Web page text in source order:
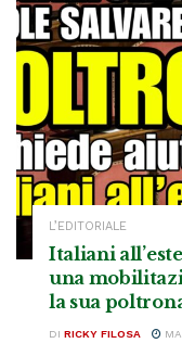
L’EDITORIALE
Italiani
una
la sua
DI RICKY FILOSA